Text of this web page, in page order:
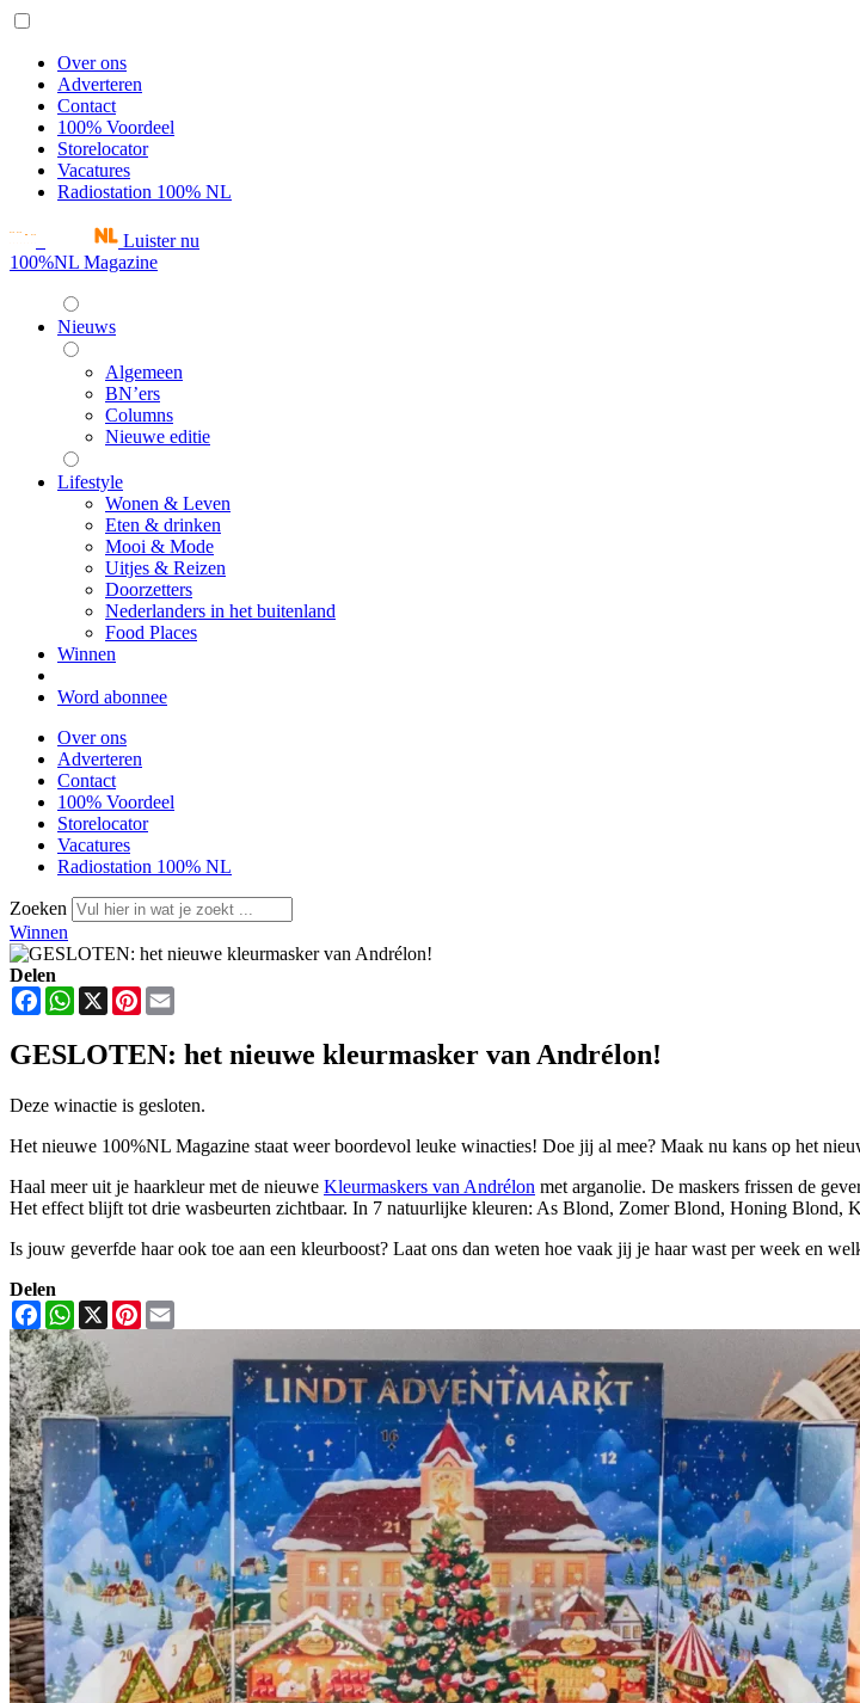
Over ons
Adverteren
Contact
100% Voordeel
Storelocator
Vacatures
Radiostation 100% NL
Luister nu
100%NL Magazine
Nieuws
Algemeen
BN’ers
Columns
Nieuwe editie
Lifestyle
Wonen & Leven
Eten & drinken
Mooi & Mode
Uitjes & Reizen
Doorzetters
Nederlanders in het buitenland
Food Places
Winnen
Word abonnee
Over ons
Adverteren
Contact
100% Voordeel
Storelocator
Vacatures
Radiostation 100% NL
Zoeken
Winnen
Delen
FacebookWhatsApp
X Pinterest
GESLOTEN: het nieuwe kleurmasker van Andrélon!
Deze winactie is gesloten.
Het nieuwe 100%NL Magazine staat weer boordevol leuke winacties! Doe jij al mee? Maak nu kans op het
Haal meer uit je haarkleur met de nieuwe Kleurmaskers van Andrélon met arganolie. De maskers frissen de
Het effect blijft tot drie wasbeurten zichtbaar. In 7 natuurlijke kleuren: As Blond, Zomer Blond, Honing Blond,
Is jouw geverfde haar ook toe aan een kleurboost? Laat ons dan weten hoe vaak jij je haar wast per week en
Delen
FacebookWhatsApp
X Pinterest